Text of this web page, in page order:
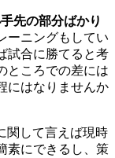
先の部分ばかり
ーニングもしてい
試合に勝てると考
ところでの差には
にはなりませんか
関して言えば現時
素にできるし、策